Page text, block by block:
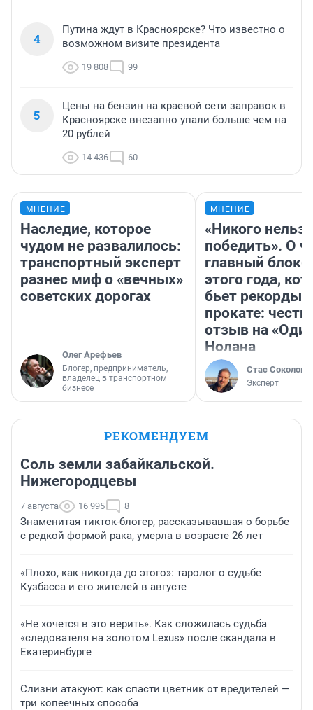
4
Путина ждут в Красноярске? Что известно о
возможном визите президента
19 808 99
5
Цены на бензин на краевой сети заправок в
Красноярске внезапно упали больше чем на
20 рублей
14 436 60
МНЕНИЕ
Наследие, которое
чудом не развалилось:
транспортный эксперт
разнес миф о «вечных»
советских дорогах
Олег Арефьев
Блогер, предприниматель,
владелец в транспортном
бизнесе
МНЕНИЕ
«Никого нельзя
победить». О
главный
этого года,
бьет рекорды в
прокате:
отзыв на
Нолана
Стас Соколов
Эксперт
РЕКОМЕНДУЕМ
Соль земли забайкальской.
Нижегородцевы
7 августа 16 995 8
Знаменитая тикток-блогер, рассказывавшая о борьбе
с редкой формой рака, умерла в возрасте 26 лет
«Плохо, как никогда до этого»: таролог о судьбе
Кузбасса и его жителей в августе
«Не хочется в это верить». Как сложилась судьба
«следователя на золотом Lexus» после скандала в
Екатеринбурге
Слизни атакуют: как спасти цветник от вредителей —
три копеечных способа